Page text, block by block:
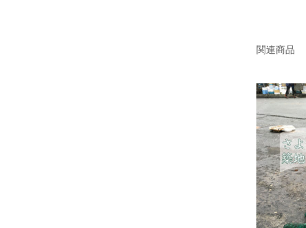
関連商品
欲しいモ